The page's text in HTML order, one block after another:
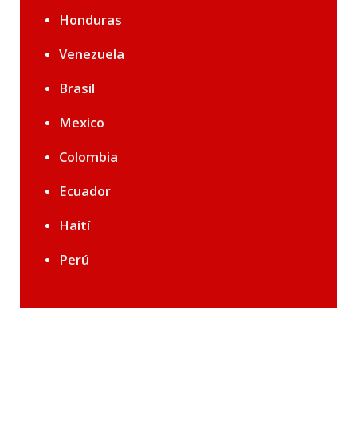
Honduras
Venezuela
Brasil
Mexico
Colombia
Ecuador
Haití
Perú